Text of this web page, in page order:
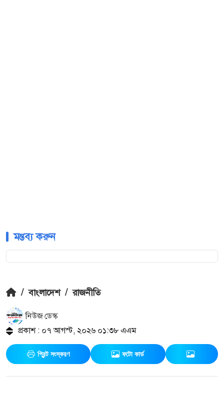
মন্তব্য করুন
/ বাংলাদেশ / রাজনীতি
নিউজ ডেস্ক
প্রকাশ : ০৭ আগস্ট, ২০২৬ ০১:৩৮ এএম
প্রিন্ট সংস্করণ ফটো কার্ড